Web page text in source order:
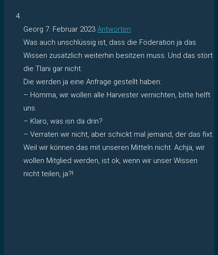
Georg 7. Februar 2023 Antworten
Was auch unschlüssig ist, dass die Föderation ja das
Wissen zusätzlich weiterhin besitzen muss. Und das stört
die Tlani gar nicht.
Die werden ja eine Anfrage gestellt haben:
– Hömma, wir wollen alle Harvester vernichten, bitte helft
uns.
– Klaro, was isn da drin?
– Verraten wir nicht, aber schickt mal jemand, der das fixt.
Weil wir können das mit unseren Mitteln nicht. Achja, wir
wollen Mitglied werden, ist ok, wenn wir unser Wissen
nicht teilen, ja?!